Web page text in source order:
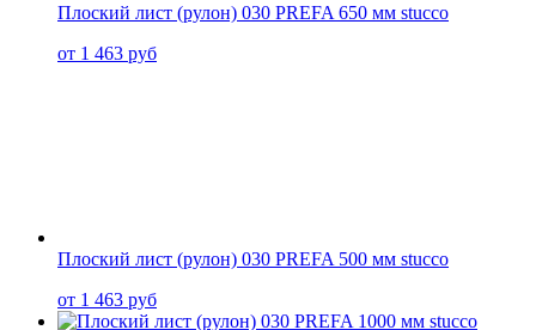
Плоский лист (рулон) 030 PREFA 650 мм stucco
от 1 463 руб
Плоский лист (рулон) 030 PREFA 500 мм stucco
от 1 463 руб